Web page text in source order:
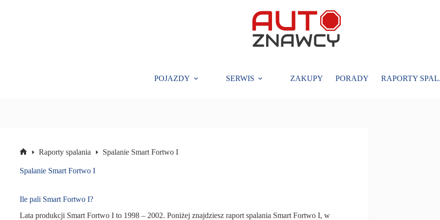
POJAZDY SERWIS ZAKUPY PORADY RAPORTY
główna
Raporty spalania Spalanie Smart Fortwo I
Spalanie Smart Fortwo I
Ile pali Smart Fortwo I?
Lata produkcji Smart Fortwo I to 1998 – 2002. Poniżej znajdziesz raport spalania Smart Fortwo I, w